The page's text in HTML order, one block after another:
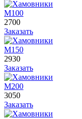
М100
2700
Заказать
М150
2930
Заказать
М200
3050
Заказать